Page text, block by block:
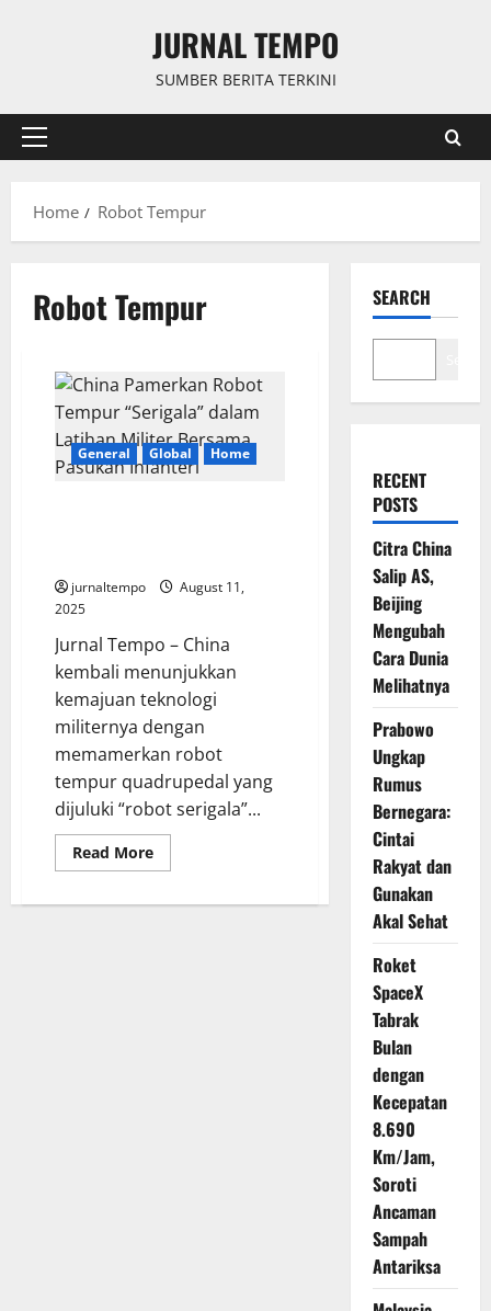
JURNAL TEMPO
SUMBER BERITA TERKINI
Primary
Home
Robot Tempur
Robot Tempur
General Global Home
jurnaltempo
August 11,
2025
Jurnal Tempo – China
kembali menunjukkan
kemajuan teknologi
militernya dengan
memamerkan robot
tempur quadrupedal yang
dijuluki “robot serigala”...
Read MoreRead
more
Pamerkan
SEARCH
RECENT
POSTS
Citra China
Salip AS,
Beijing
Mengubah
Cara Dunia
Melihatnya
Prabowo
Ungkap
Rumus
Bernegara:
Cintai
Rakyat dan
Gunakan
Akal Sehat
Roket
SpaceX
Tabrak
Bulan
dengan
Kecepatan
8.690
Km/Jam,
Soroti
Ancaman
Sampah
Antariksa